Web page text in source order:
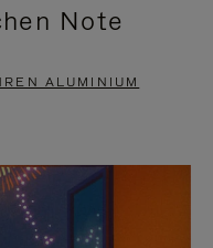
Note
ALUMINIUM